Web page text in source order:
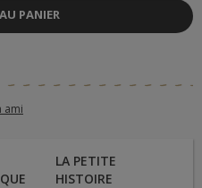
PANIER
ami
LA PETITE
HISTOIRE